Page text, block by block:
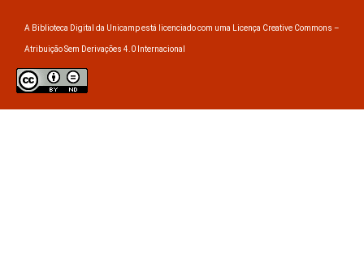
A Biblioteca Digital da Unicamp está licenciado com uma Licença Creative Commons –
Atribuição Sem Derivações 4.0 Internacional